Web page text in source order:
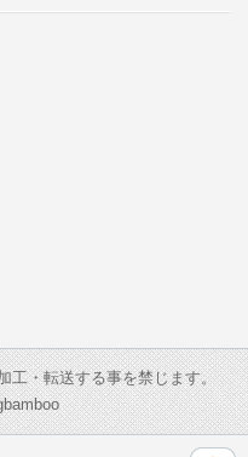
工・転送する事を禁じます。